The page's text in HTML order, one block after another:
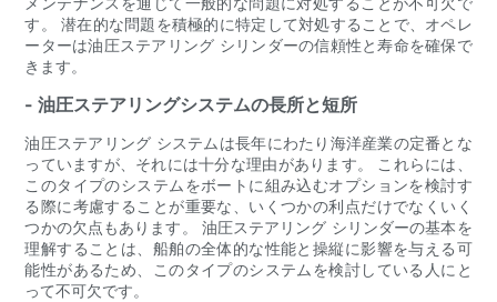
す。 潜在的な問題を積極的に特定して対処することで、オペレ
ーターは油圧ステアリング シリンダーの信頼性と寿命を確保で
きます。
- 油圧ステアリングシステムの長所と短所
油圧ステアリング システムは長年にわたり海洋産業の定番とな
っていますが、それには十分な理由があります。 これらには、
このタイプのシステムをボートに組み込むオプションを検討す
る際に考慮することが重要な、いくつかの利点だけでなくいく
つかの欠点もあります。 油圧ステアリング シリンダーの基本を
理解することは、船舶の全体的な性能と操縦に影響を与える可
能性があるため、このタイプのシステムを検討している人にと
って不可欠です。